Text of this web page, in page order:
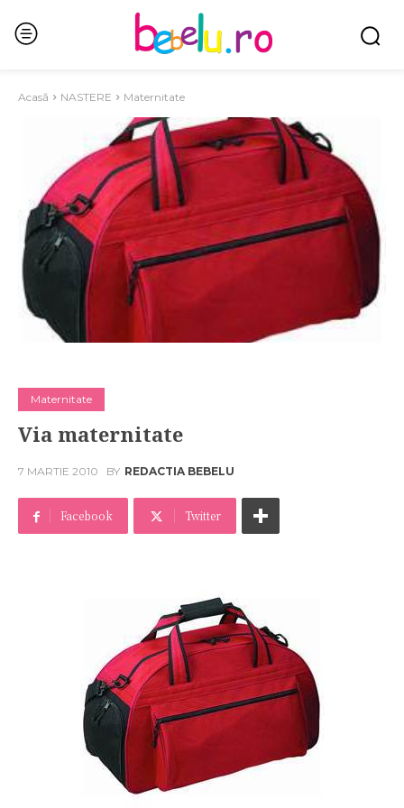
Acasă NASTERE Maternitate
Maternitate
Via maternitate
7 MARTIE 2010 BY REDACTIA BEBELU
Facebook Twitter